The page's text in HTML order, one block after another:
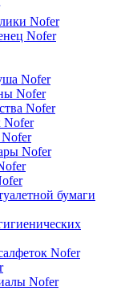
Nofer
Nofer
Nofer
Nofer
Nofer
Nofer
Nofer
бумаги
Nofer
Nofer